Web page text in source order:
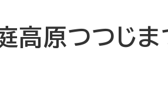
庭高原つつじま